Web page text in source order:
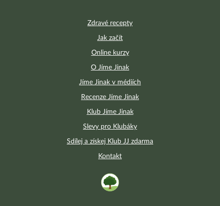
Zdravé recepty
Jak začít
Online kurzy
O Jíme Jinak
Jíme Jinak v médiích
Recenze Jíme Jinak
Klub Jíme Jinak
Slevy pro Klubáky
Sdílej a získej Klub JJ zdarma
Kontakt